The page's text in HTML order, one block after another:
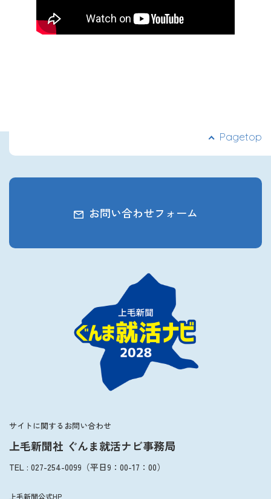
お問い合わせフォーム
サイトに関するお問い合わせ
上毛新聞社 ぐんま就活ナビ事務局
TEL : 027-254-0099 （平日9：00-17：00）
上毛新聞公式HP
Pagetop